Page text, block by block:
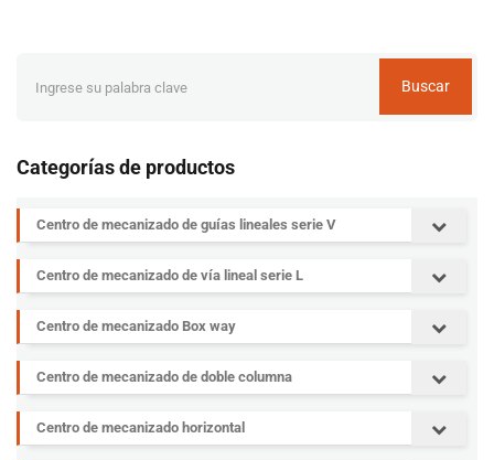
Buscar
Categorías de productos
Centro de mecanizado de guías lineales serie V
Centro de mecanizado de vía lineal serie L
Centro de mecanizado Box way
Centro de mecanizado de doble columna
Centro de mecanizado horizontal